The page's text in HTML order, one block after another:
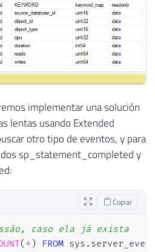
implementar una solución
lentas usando Extended
otro tipo de eventos, y para
sp_statement_completed y
Copiar
caso ela já exista
( * ) FROM sys .